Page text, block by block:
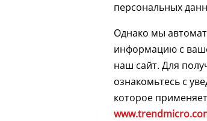
персональных
Однако мы
информацию с
наш сайт. Для
ознакомьтесь с
которое